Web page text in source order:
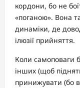
кордони, бо не
«поганою». Вона
динаміки, де
ілюзії прийняття.
Коли самоповаги
інших (щоб
принижувати (бо